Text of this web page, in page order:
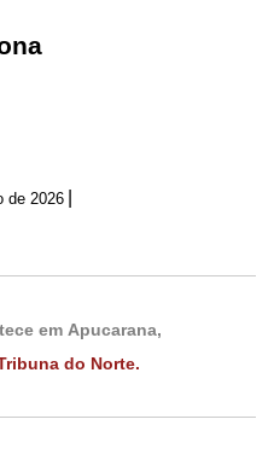
23 de junho de 2026
em Apucarana,
do Norte.